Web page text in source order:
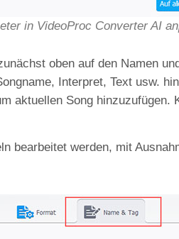
in VideoProc Converter AI
oben auf den Namen
Interpret, Text usw.
aktuellen Song
bearbeitet werden, mit